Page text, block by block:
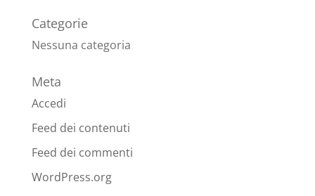
Categorie
Nessuna categoria
Meta
Accedi
Feed dei contenuti
Feed dei commenti
WordPress.org